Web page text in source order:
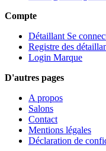
Compte
Détaillant Se
Registre des
Login Marque
D'autres pages
A propos
Salons
Contact
Mentions légales
Déclaration de